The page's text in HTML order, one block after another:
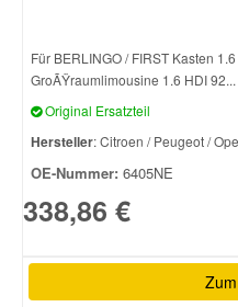
Für BERLINGO / FIRST Kasten
GroÃŸraumlimousine 1.6 HDI 92...
Original Ersatzteil
Hersteller: Citroen / Peugeot /
OE-Nummer: 6405NE
338,86 €